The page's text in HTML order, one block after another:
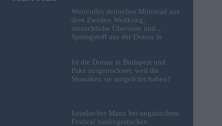
Wertvolles deutsches Motorrad aus
dem Zweiten Weltkrieg,
menschliche Überreste und
Sprengstoff aus der Donau in
Ist die Donau in Budapest und
Paks ausgetrocknet, weil die
Slowaken sie umgeleitet haben?
Israelischer Mann bei ungarischem
Festival niedergestochen